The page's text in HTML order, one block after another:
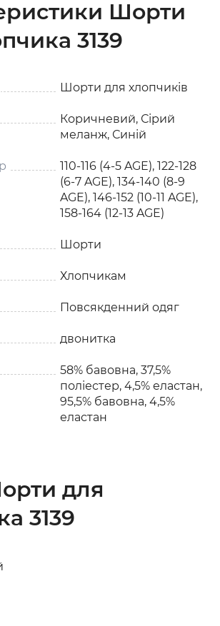
Шорти
3139
Шорти для хлопчиків
Коричневий, Сірий
меланж, Синій
110-116 (4-5 AGE), 122-128
(6-7 AGE), 134-140 (8-9
AGE), 146-152 (10-11 AGE),
158-164 (12-13 AGE)
Шорти
Хлопчикам
Повсякденний одяг
двонитка
58% бавовна, 37,5%
поліестер, 4,5% еластан,
95,5% бавовна, 4,5%
еластан
для
3139